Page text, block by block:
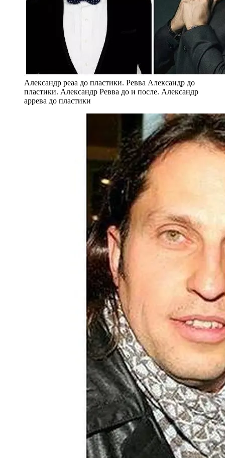
Александр реаа до пластики. Ревва Александр до
пластики. Александр Ревва до и после. Александр
аррева до пластики